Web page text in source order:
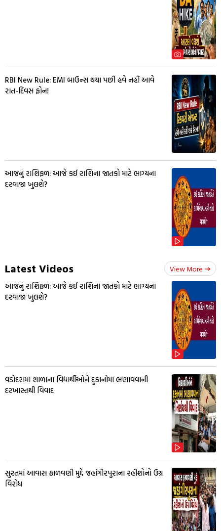
RBI New Rule: EMI બાઉન્સ થયા પછી હવે નહીં આવે
રાત-દિવસ ફોન!
આજનું રાશિફળ: આજે કઈ રાશિના જાતકો માટે ભાગ્યના
દરવાજા ખુલશે?
Latest Videos View More
આજનું રાશિફળ: આજે કઈ રાશિના જાતકો માટે ભાગ્યના
દરવાજા ખુલશે?
વડોદરામાં શાળાના વિદ્યાર્થીઓને દુકાનોમાં ભણાવવાની
દરખાસ્તથી વિવાદ
સુરતમાં આવાસ ફાળવણી મુદ્દે જહાંગીરપુરાના રહીશોનો ઉગ્ર
વિરોધ